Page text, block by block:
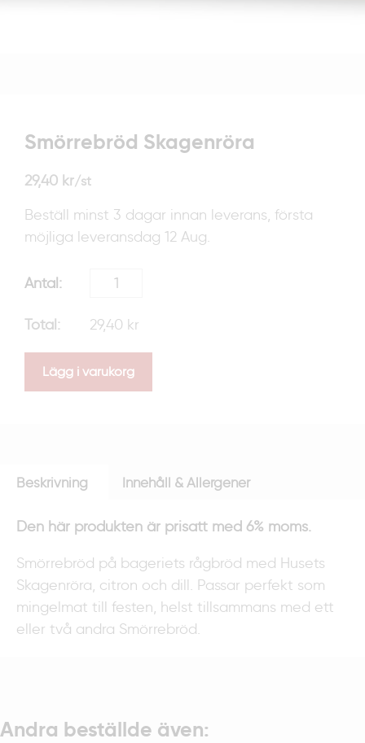
Smörrebröd Skagenröra
29,40 kr/st
Beställ minst 3 dagar innan leverans, första
möjliga leveransdag 12 Aug.
29,40 kr
Lägg i varukorg
Beskrivning Innehåll & Allergener
Den här produkten är prisatt med 6% moms.
Smörrebröd på bageriets rågbröd med Husets
Skagenröra, citron och dill. Passar perfekt som
mingelmat till festen, helst tillsammans med ett
eller två andra Smörrebröd.
Andra beställde även: